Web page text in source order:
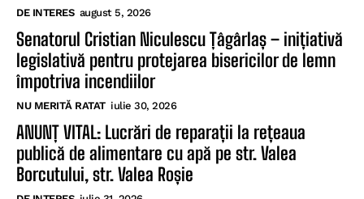
DE INTERES august 5, 2026
Senatorul Cristian Niculescu Țâgârlaș – inițiativă
legislativă pentru protejarea bisericilor de lemn
împotriva incendiilor
NU MERITĂ RATAT iulie 30, 2026
ANUNȚ VITAL: Lucrări de reparații la rețeaua
publică de alimentare cu apă pe str. Valea
Borcutului, str. Valea Roșie